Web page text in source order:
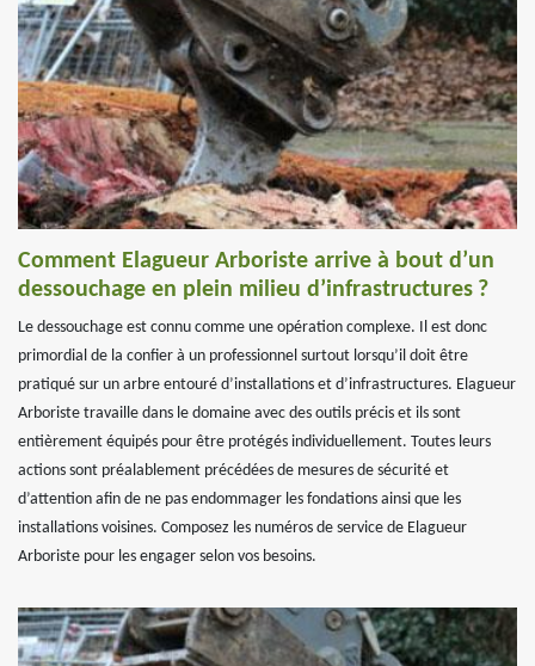
Comment Elagueur Arboriste arrive à bout d’un
dessouchage en plein milieu d’infrastructures ?
Le dessouchage est connu comme une opération complexe. Il est donc
primordial de la confier à un professionnel surtout lorsqu’il doit être
pratiqué sur un arbre entouré d’installations et d’infrastructures. Elagueur
Arboriste travaille dans le domaine avec des outils précis et ils sont
entièrement équipés pour être protégés individuellement. Toutes leurs
actions sont préalablement précédées de mesures de sécurité et
d’attention afin de ne pas endommager les fondations ainsi que les
installations voisines. Composez les numéros de service de Elagueur
Arboriste pour les engager selon vos besoins.